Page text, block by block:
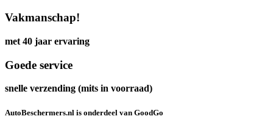
Vakmanschap!
met 40 jaar ervaring
Goede service
snelle verzending (mits in voorraad)
AutoBeschermers.nl is onderdeel van GoodGo